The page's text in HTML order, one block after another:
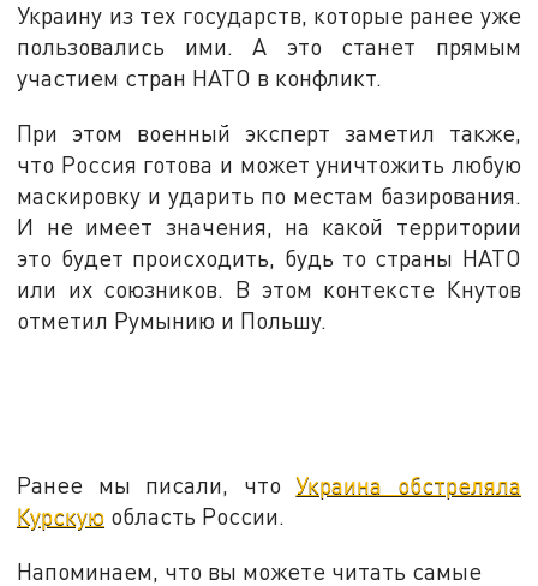
Украину из тех государств, которые ранее уже
пользовались ими. А это станет прямым
участием стран НАТО в конфликт.
При этом военный эксперт заметил также,
что Россия готова и может уничтожить любую
маскировку и ударить по местам базирования.
И не имеет значения, на какой территории
это будет происходить, будь то страны НАТО
или их союзников. В этом контексте Кнутов
отметил Румынию и Польшу.
Ранее мы писали, чтоУкраина обстреляла
Курскую область России.
Напоминаем, что вы можете читать самые